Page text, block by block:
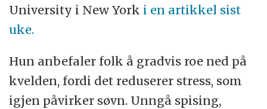
University i New York i en artikkel sist
uke.
Hun anbefaler folk å gradvis roe ned på
kvelden, fordi det reduserer stress, som
igjen påvirker søvn. Unngå spising,